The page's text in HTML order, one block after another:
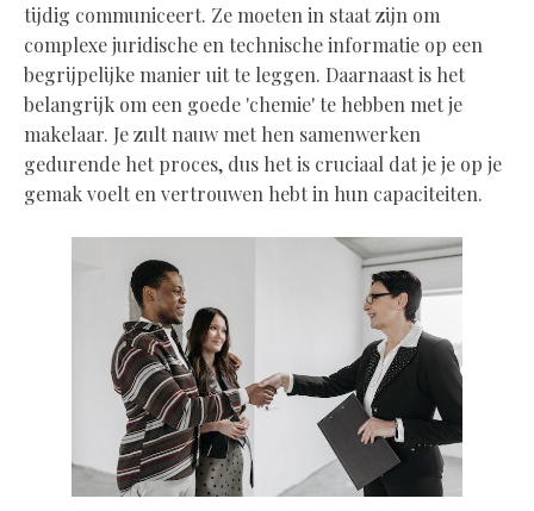
tijdig communiceert. Ze moeten in staat zijn om
complexe juridische en technische informatie op een
begrijpelijke manier uit te leggen. Daarnaast is het
belangrijk om een goede 'chemie' te hebben met je
makelaar. Je zult nauw met hen samenwerken
gedurende het proces, dus het is cruciaal dat je je op je
gemak voelt en vertrouwen hebt in hun capaciteiten.